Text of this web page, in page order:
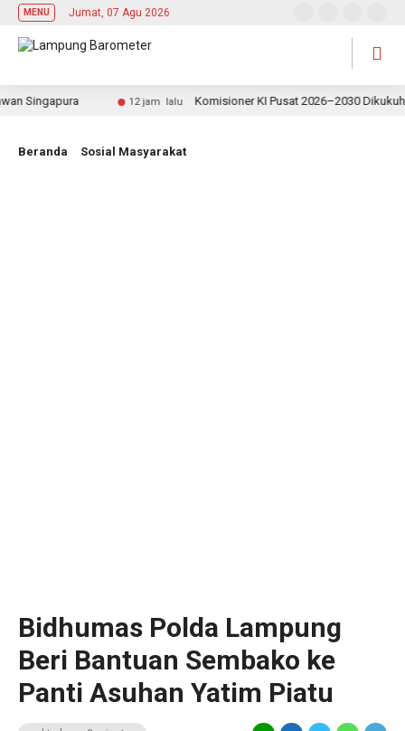
MENU Jumat, 07 Agu 2026
12 jam lalu Komisioner KI Pusat 2026–2030
Beranda Sosial Masyarakat
Bidhumas Polda Lampung
Beri Bantuan Sembako ke
Panti Asuhan Yatim Piatu